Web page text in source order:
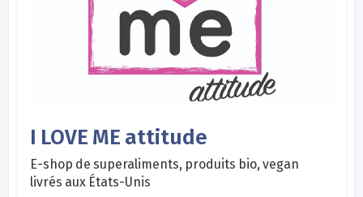
I LOVE ME attitude
E-shop de superaliments, produits bio, vegan
livrés aux États-Unis